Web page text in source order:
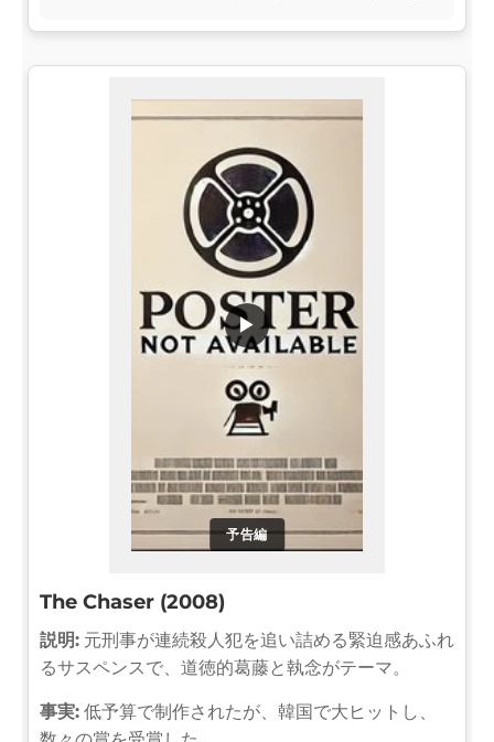
予告編
▶
The Chaser (2008)
説明: 元刑事が連続殺人犯を追い詰める緊迫感あふれ
るサスペンスで、道徳的葛藤と執念がテーマ。
事実: 低予算で制作されたが、韓国で大ヒットし、